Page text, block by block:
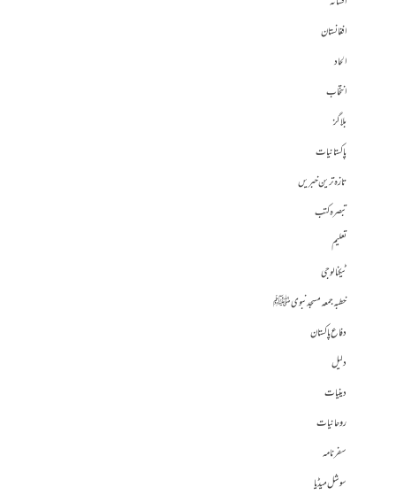
افغانستان
الحاد
انتخاب
بلاگز
پاکستانیات
تازہ ترین خبریں
تبصرہ کتب
تعلیم
ٹیکنالوجی
خطبہ جمعہ مسجد نبوی ﷺ
دفاع پاکستان
دلیل
دینیات
روحانیات
سفرنامہ
سوشل میڈیا